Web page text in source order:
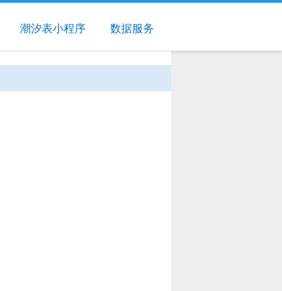
潮汐表小程序 数据服务